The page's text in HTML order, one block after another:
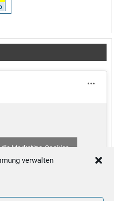
verwalten
Marketing-Cookies
Inhalt zu aktivieren